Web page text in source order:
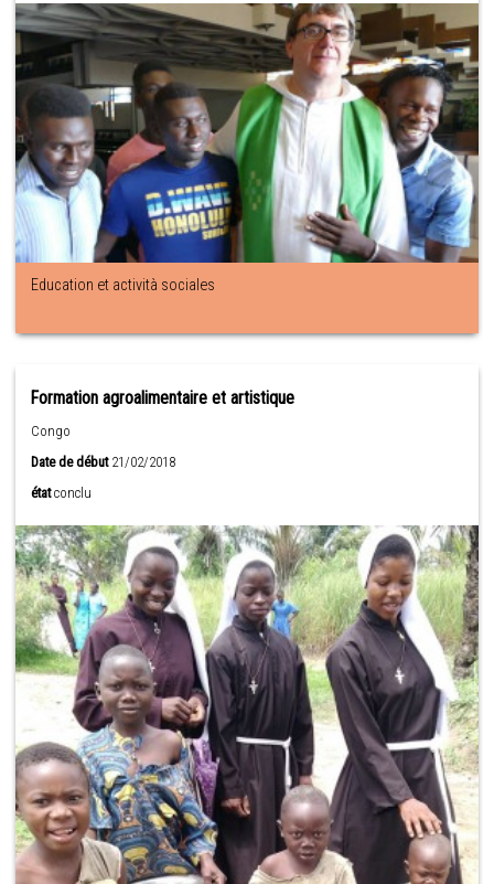
Education et actività sociales
Formation agroalimentaire et artistique
Congo
Date de début21/02/2018
état conclu